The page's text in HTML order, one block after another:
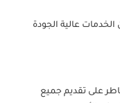
عالية الجودة
على تقديم جميع